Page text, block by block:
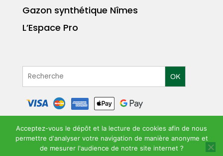
Gazon synthétique Nîmes
L’Espace Pro
OK
MENTIONS LÉGALES |POLITIQUE DE
Acceptez-vous le dépôt et la lecture de cookies afin de nous
permettre d'analyser votre navigation de manière anonyme et
de mesurer l'audience de notre site internet ?